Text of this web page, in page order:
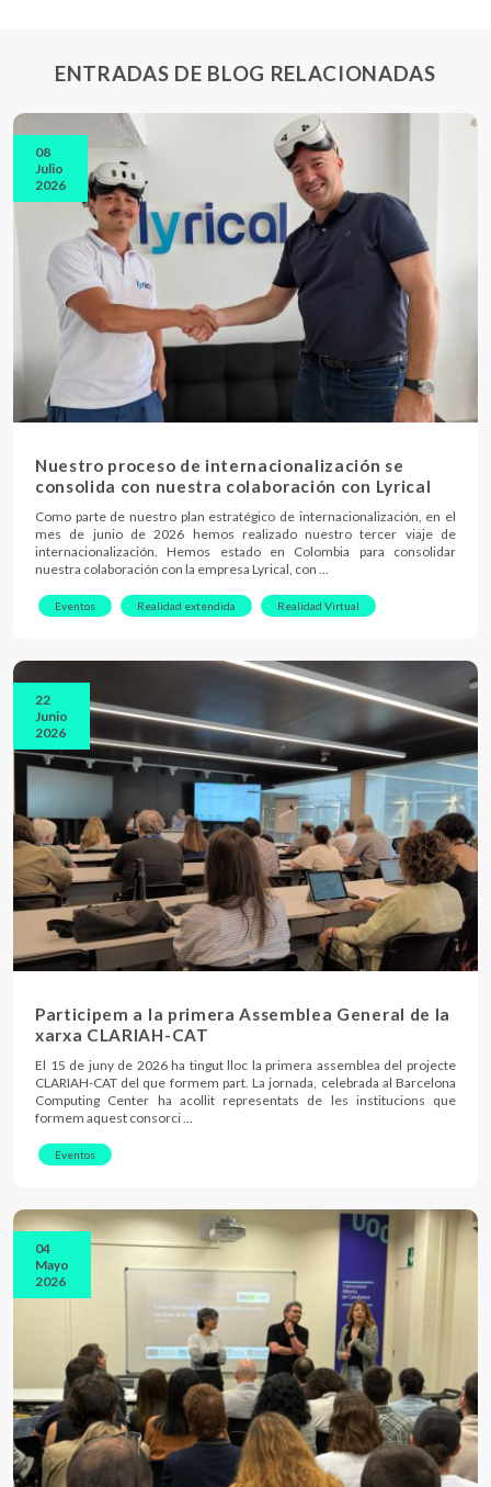
ENTRADAS DE BLOG RELACIONADAS
08
Julio
2026
Nuestro proceso de internacionalización se
consolida con nuestra colaboración con Lyrical
Como parte de nuestro plan estratégico de internacionalización, en el
mes de junio de 2026 hemos realizado nuestro tercer viaje de
internacionalización. Hemos estado en Colombia para consolidar
nuestra colaboración con la empresa Lyrical, con …
Eventos Realidad extendida Realidad Virtual
22
Junio
2026
Participem a la primera Assemblea General de la
xarxa CLARIAH-CAT
El 15 de juny de 2026 ha tingut lloc la primera assemblea del projecte
CLARIAH-CAT del que formem part. La jornada, celebrada al Barcelona
Computing Center ha acollit representats de les institucions que
formem aquest consorci …
Eventos
04
Mayo
2026